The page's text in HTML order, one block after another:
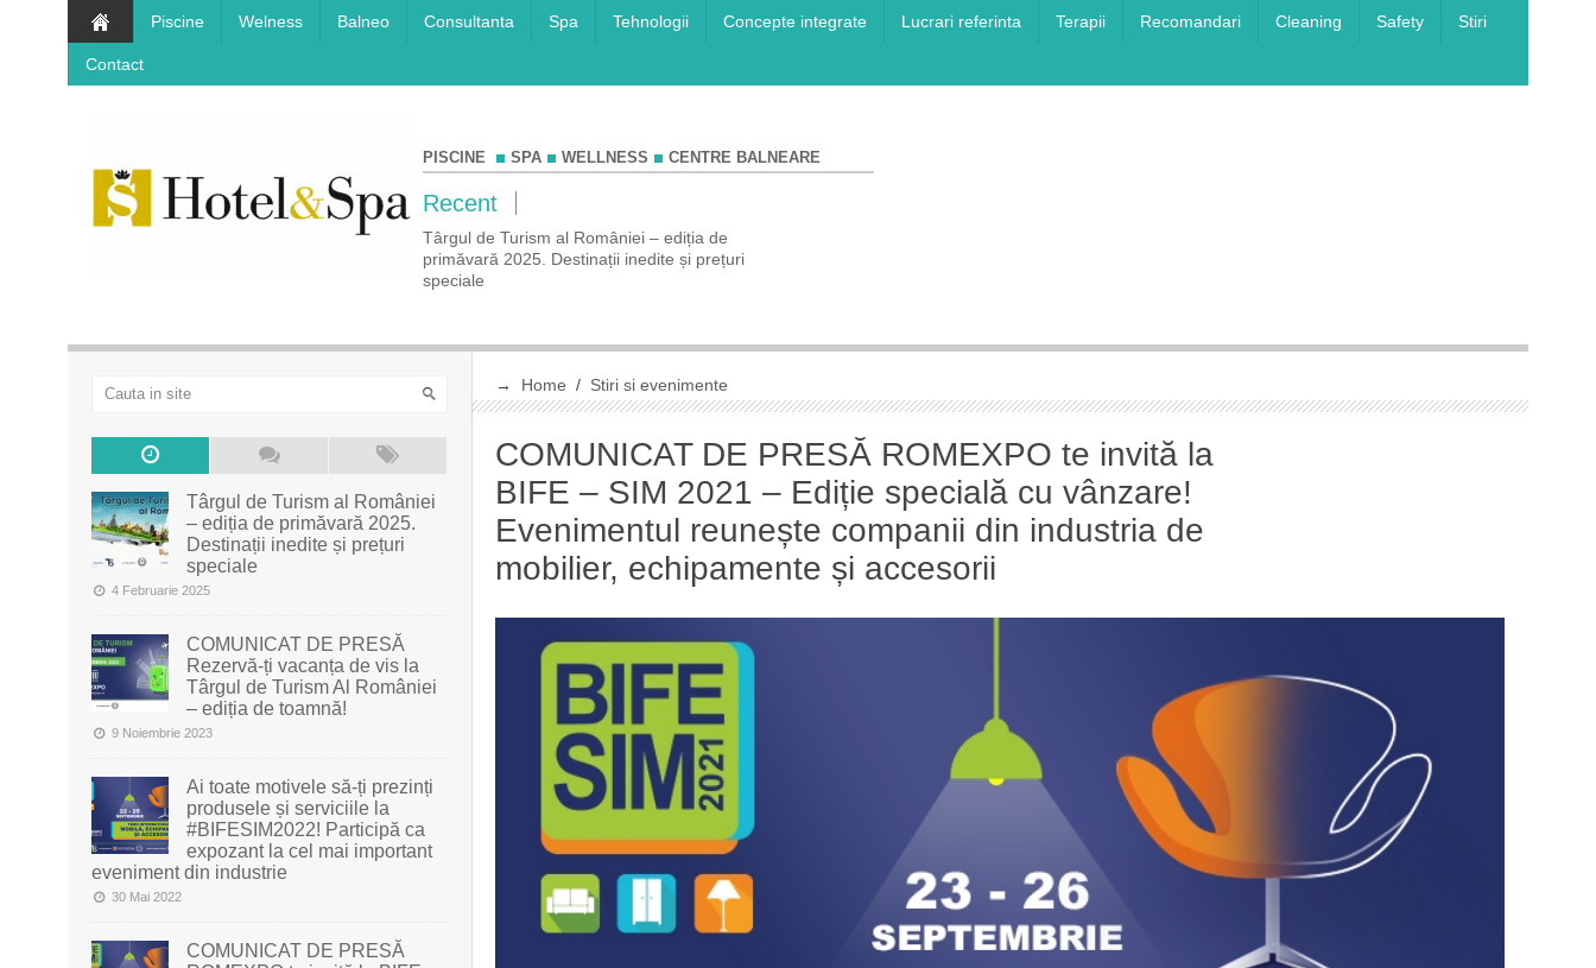
Piscine Welness Balneo Consultanta Spa Tehnologii Concepte integrate Lucrari referinta Terapii Recomandari Cleaning Safety Stiri
Contact
PISCINE SPA WELLNESS CENTRE BALNEARE
Recent
COMUNICAT DE PRESĂ Rezervă-ți vacanța
Târgul de Turism al României – ediția de
primăvară 2025. Destinații inedite și prețuri
speciale
→ Home / Stiri si evenimente
COMUNICAT DE PRESĂ ROMEXPO te invită la
BIFE – SIM 2021 – Ediție specială cu vânzare!
Evenimentul reunește companii din industria de
mobilier, echipamente și accesorii
Târgul de Turism al României
– ediția de primăvară 2025.
Destinații inedite și prețuri
speciale
4 Februarie 2025
COMUNICAT DE PRESĂ
Rezervă-ți vacanța de vis la
Târgul de Turism Al României
– ediția de toamnă!
9 Noiembrie 2023
Ai toate motivele să-ți prezinți
produsele și serviciile la
#BIFESIM2022! Participă ca
expozant la cel mai important
eveniment din industrie
30 Mai 2022
COMUNICAT DE PRESĂ